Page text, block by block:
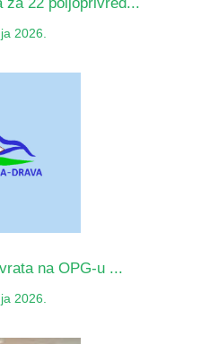
2026.
na OPG-u ...
2026.